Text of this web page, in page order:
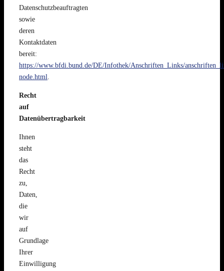
Datenschutzbeauftragten
sowie
deren
Kontaktdaten
bereit:
https://www.bfdi.bund.de/DE/Infothek/Anschriften_Links/
node.html.
Recht
auf
Datenübertragbarkeit
Ihnen
steht
das
Recht
zu,
Daten,
die
wir
auf
Grundlage
Ihrer
Einwilligung